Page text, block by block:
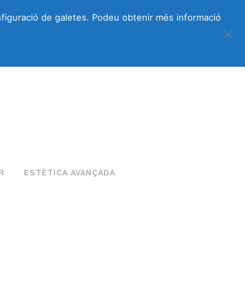
683 27 07 09 683 27 07 09 E-COMMERCE
ESTÈTICA AVANÇADA
de galetes. Podeu obtenir més informació